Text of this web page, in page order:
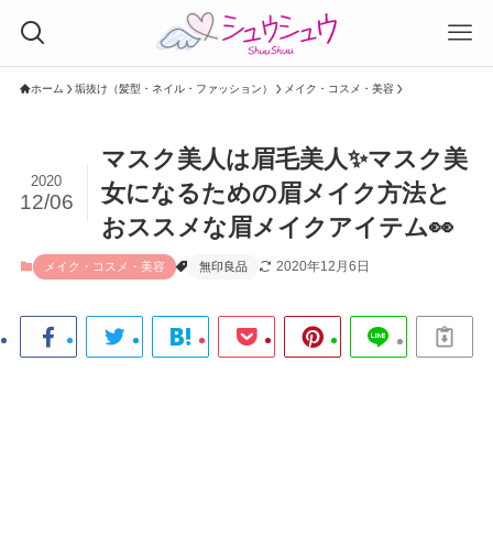
ホーム 垢抜け（髪型・ネイル・ファッション） メイク・コスメ・美容
マスク美人は眉毛美人✨マスク美
女になるための眉メイク方法と
おススメな眉メイクアイテム👀
2020
12/06
メイク・コスメ・美容 無印良品 2020年12月6日